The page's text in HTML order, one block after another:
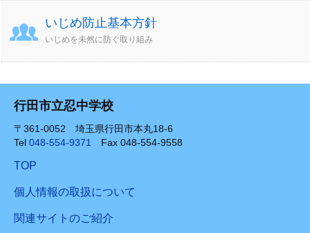
いじめ防止基本方針
いじめを未然に防ぐ取り組み
行田市立忍中学校
〒361-0052 埼玉県行田市本丸18-6
Tel 048-554-9371 Fax 048-554-9558
TOP
個人情報の取扱について
関連サイトのご紹介